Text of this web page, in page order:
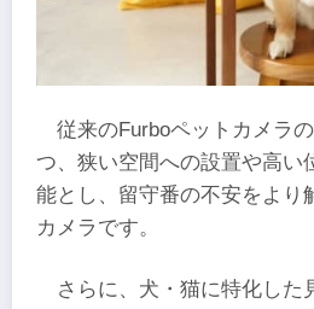
従来のFurboペットカメラ
つ、狭い空間への設置や高い
能とし、留守番の不安をより
カメラです。
さらに、犬・猫に特化した